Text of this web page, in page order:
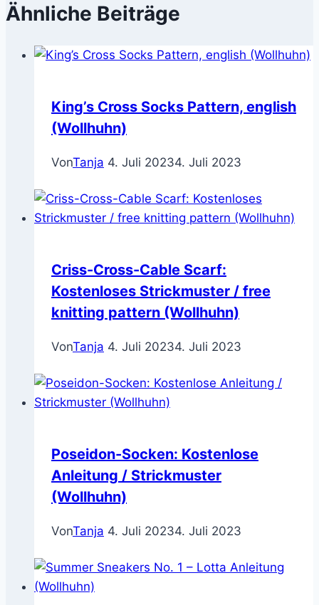
Ähnliche Beiträge
King’s Cross Socks Pattern, english
(Wollhuhn)
VonTanja 4. Juli 20234. Juli 2023
Criss-Cross-Cable Scarf:
Kostenloses Strickmuster / free
knitting pattern (Wollhuhn)
VonTanja 4. Juli 20234. Juli 2023
Poseidon-Socken: Kostenlose
Anleitung / Strickmuster
(Wollhuhn)
VonTanja 4. Juli 20234. Juli 2023